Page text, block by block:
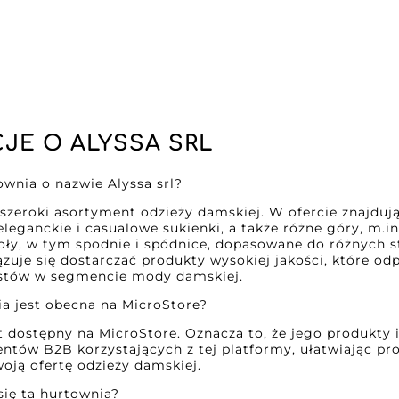
O ALYSSA SRL
o nazwie Alyssa srl?
asortyment odzieży damskiej. W ofercie
i casualowe sukienki, a także różne góry,
w tym spodnie i spódnice, dopasowane do różnych
się dostarczać produkty wysokiej jakości, które
w segmencie mody damskiej.
jest obecna na MicroStore?
dostępny na MicroStore. Oznacza to, że jego produkty
B2B korzystających z tej platformy, ułatwiając
ofertę odzieży damskiej.
ta hurtownia?